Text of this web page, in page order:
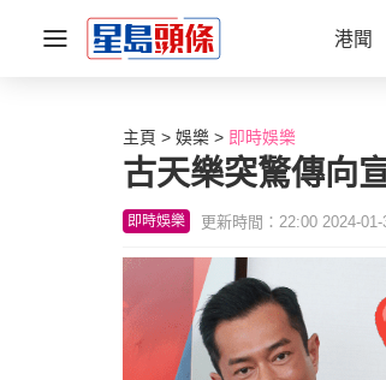
港聞
主頁 娛樂 即時娛樂
古天樂突驚傳向
即時娛樂 更新時間：22:00 2024-